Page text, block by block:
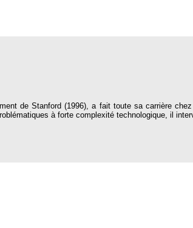
de Stanford (1996), a fait toute sa carrière
à forte complexité technologique, il